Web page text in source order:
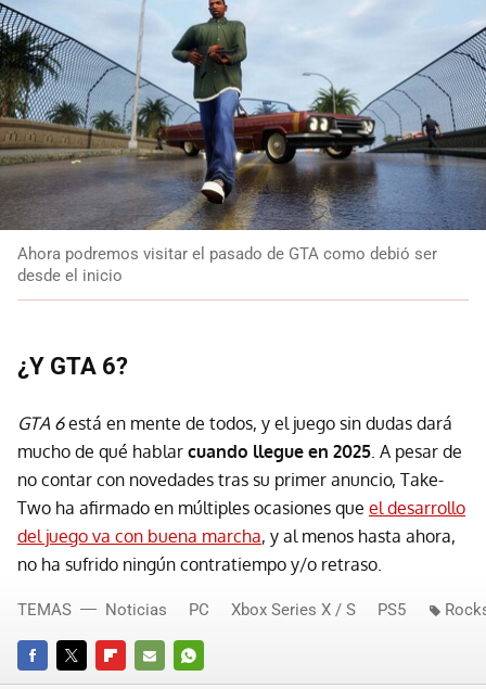
Ahora podremos visitar el pasado de GTA como debió ser
desde el inicio
¿Y GTA 6?
GTA 6está en mente de todos, y el juego sin dudas dará
mucho de qué hablar cuando llegue en 2025. A pesar de
no contar con novedades tras su primer anuncio, Take-
Two ha afirmado en múltiples ocasiones que el desarrollo
del juego va con buena marcha, y al menos hasta ahora,
no ha sufrido ningún contratiempo y/o retraso.
FACEBOOKTWITTERFLIPBOARD
E-
WHATSAPP
TEMAS Noticias PC Xbox Series X / S PS5